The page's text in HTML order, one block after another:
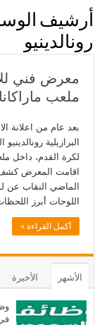
أرشيف
رونالدينيو
معرض فني
ملعب
بعد عام من اعلانة
لكرة القدم، داخل
اقامت المعرض كشف
الماضي النقاب عن
اللوحات أبرز
أكمل القراءة »
الأشهر الأخيرة
في